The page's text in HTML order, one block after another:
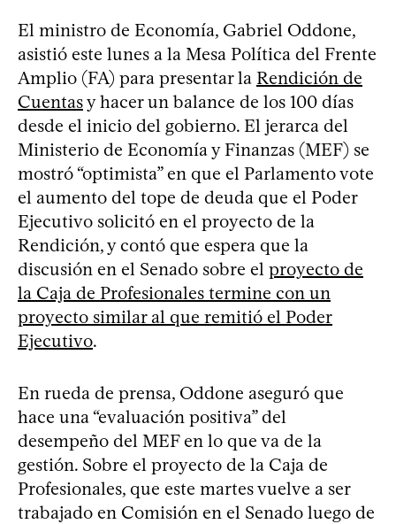
El ministro de Economía, Gabriel Oddone,
asistió este lunes a la Mesa Política del Frente
Amplio (FA) para presentar la Rendición de
Cuentasy hacer un balance de los 100 días
desde el inicio del gobierno. El jerarca del
Ministerio de Economía y Finanzas (MEF) se
mostró “optimista” en que el Parlamento vote
el aumento del tope de deuda que el Poder
Ejecutivo solicitó en el proyecto de la
Rendición, y contó que espera que la
discusión en el Senado sobre el proyecto de
la Caja de Profesionales termine con un
proyecto similar al que remitió el Poder
Ejecutivo.
En rueda de prensa, Oddone aseguró que
hace una “evaluación positiva” del
desempeño del MEF en lo que va de la
gestión. Sobre el proyecto de la Caja de
Profesionales, que este martes vuelve a ser
trabajado en Comisión en el Senado luego de